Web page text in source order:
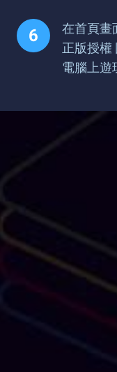
在首頁畫
正版授權
電腦上遊